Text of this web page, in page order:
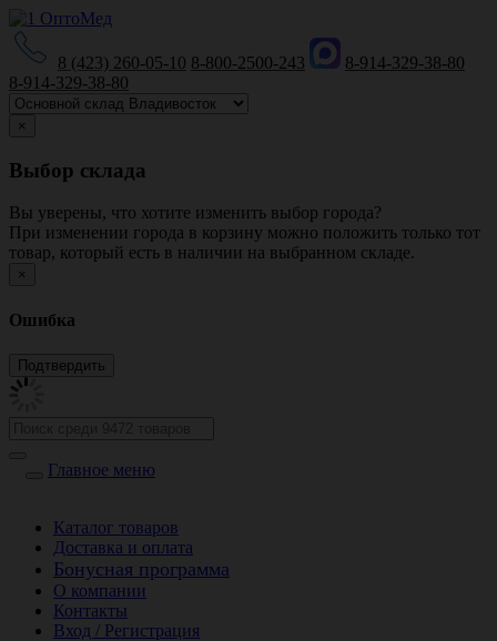
8 (423) 260-05-10 8-800-2500-243
8-914-329-38-80
8-914-329-38-80
×
Выбор склада
Вы уверены, что хотите изменить выбор города?
При изменении города в корзину можно положить только тот
товар, который есть в наличии на выбранном складе.
×
Ошибка
Главное меню
Каталог товаров
Доставка и оплата
Бонусная программа
О компании
Контакты
Вход / Регистрация